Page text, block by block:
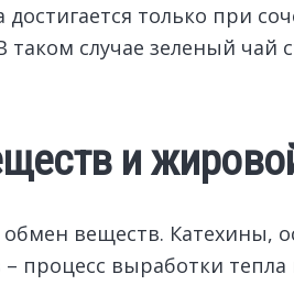
только при
случае зеленый
и
веществ. Катехины,
процесс выработки